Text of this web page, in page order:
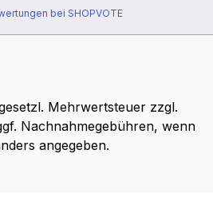
bei SHOPVOTE
Mehrwertsteuer zzgl.
Nachnahmegebühren, wenn
angegeben.